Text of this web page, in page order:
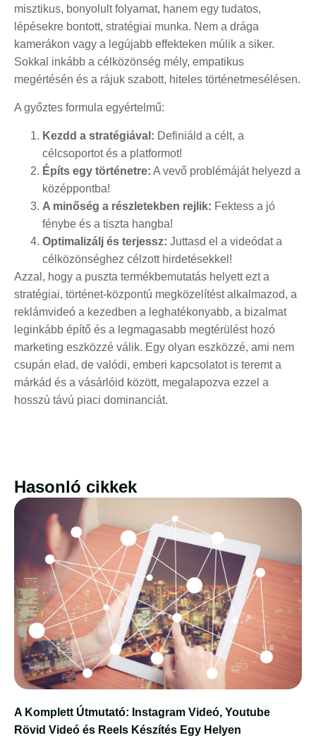
misztikus, bonyolult folyamat, hanem egy tudatos,
lépésekre bontott, stratégiai munka. Nem a drága
kamerákon vagy a legújabb effekteken múlik a siker.
Sokkal inkább a célközönség mély, empatikus
megértésén és a rájuk szabott, hiteles történetmesélésen.
A győztes formula egyértelmű:
Kezdd a stratégiával: Definiáld a célt, a
célcsoportot és a platformot!
Építs egy történetre: A vevő problémáját helyezd a
középpontba!
A minőség a részletekben rejlik: Fektess a jó
fénybe és a tiszta hangba!
Optimalizálj és terjessz: Juttasd el a videódat a
célközönséghez célzott hirdetésekkel!
Azzal, hogy a puszta termékbemutatás helyett ezt a
stratégiai, történet-központú megközelítést alkalmazod, a
reklámvideó a kezedben a leghatékonyabb, a bizalmat
leginkább építő és a legmagasabb megtérülést hozó
marketing eszközzé válik. Egy olyan eszközzé, ami nem
csupán elad, de valódi, emberi kapcsolatot is teremt a
márkád és a vásárlóid között, megalapozva ezzel a
hosszú távú piaci dominanciát.
Hasonló cikkek
A Komplett Útmutató: Instagram Videó, Youtube
Rövid Videó és Reels Készítés Egy Helyen